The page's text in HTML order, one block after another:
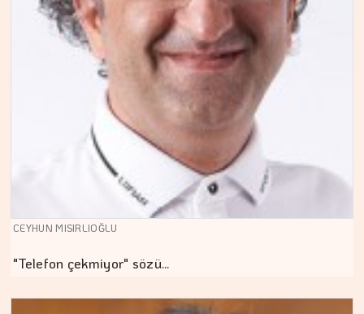
CEYHUN MISIRLIOĞLU
"Telefon çekmiyor" sözü…